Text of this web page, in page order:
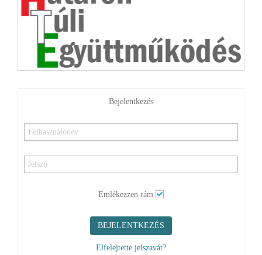
Bejelentkezés
Emlékezzen rám
BEJELENTKEZÉS
Elfelejtette jelszavát?